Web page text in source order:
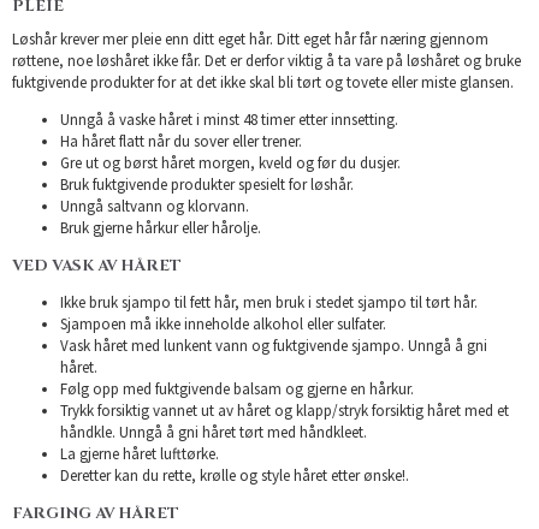
PLEIE
Løshår krever mer pleie enn ditt eget hår. Ditt eget hår får næring gjennom
røttene, noe løshåret ikke får. Det er derfor viktig å ta vare på løshåret og bruke
fuktgivende produkter for at det ikke skal bli tørt og tovete eller miste glansen.
Unngå å vaske håret i minst 48 timer etter innsetting.
Ha håret flatt når du sover eller trener.
Gre ut og børst håret morgen, kveld og før du dusjer.
Bruk fuktgivende produkter spesielt for løshår.
Unngå saltvann og klorvann.
Bruk gjerne hårkur eller hårolje.
VED VASK AV HÅRET
Ikke bruk sjampo til fett hår, men bruk i stedet sjampo til tørt hår.
Sjampoen må ikke inneholde alkohol eller sulfater.
Vask håret med lunkent vann og fuktgivende sjampo. Unngå å gni
håret.
Følg opp med fuktgivende balsam og gjerne en hårkur.
Trykk forsiktig vannet ut av håret og klapp/stryk forsiktig håret med et
håndkle. Unngå å gni håret tørt med håndkleet.
La gjerne håret lufttørke.
Deretter kan du rette, krølle og style håret etter ønske!.
FARGING AV HÅRET